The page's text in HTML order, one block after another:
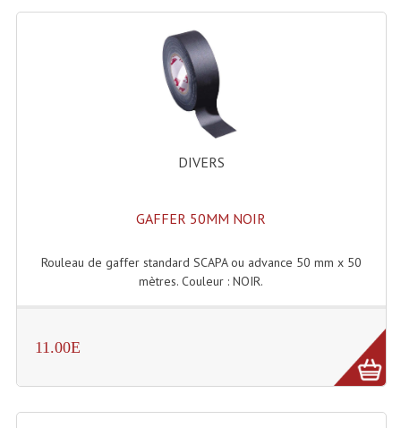
Lecteurs Cd À Plats
Lecteurs Cd À Plats Lecteur MP3
Lecteurs Double Cd Mixage Intégrée
Lecteurs Double Cd MP3
Minidisc
Digital Package Et Logiciel
Limiteur De Niveau Sonore
DIVERS
GAFFER 50MM NOIR
Rouleau de gaffer standard SCAPA ou advance 50 mm x 50
mètres. Couleur : NOIR.
11.00E